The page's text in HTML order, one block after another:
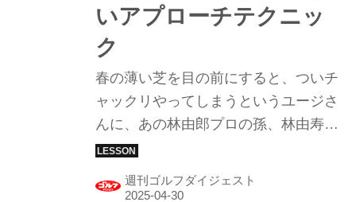
いアプローチテクニッ
ク
春の薄い芝を目の前にすると、ついチ
ャックリやってしまうというユージさ
んに、あの林由郎プロの孫、林由寿プ
ロが、“林流ソール滑らせ法”を伝授。
ソールをズズズ～ッと滑らせて、ググ
週刊ゴルフダイジェスト